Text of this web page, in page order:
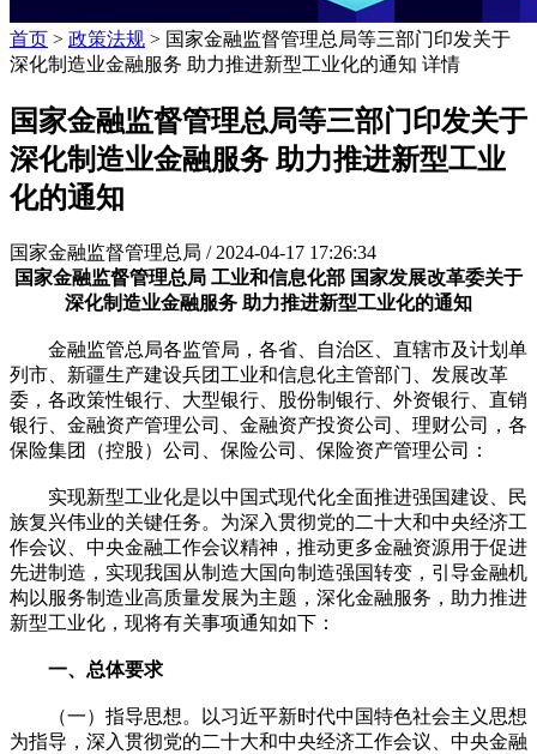
首页 > 政策法规 > 国家金融监督管理总局等三部门印发关于
深化制造业金融服务 助力推进新型工业化的通知 详情
国家金融监督管理总局等三部门印发关于
深化制造业金融服务 助力推进新型工业
化的通知
国家金融监督管理总局 / 2024-04-17 17:26:34
国家金融监督管理总局 工业和信息化部 国家发展改革委关于
深化制造业金融服务 助力推进新型工业化的通知
金融监管总局各监管局，各省、自治区、直辖市及计划单
列市、新疆生产建设兵团工业和信息化主管部门、发展改革
委，各政策性银行、大型银行、股份制银行、外资银行、直销
银行、金融资产管理公司、金融资产投资公司、理财公司，各
保险集团（控股）公司、保险公司、保险资产管理公司：
实现新型工业化是以中国式现代化全面推进强国建设、民
族复兴伟业的关键任务。为深入贯彻党的二十大和中央经济工
作会议、中央金融工作会议精神，推动更多金融资源用于促进
先进制造，实现我国从制造大国向制造强国转变，引导金融机
构以服务制造业高质量发展为主题，深化金融服务，助力推进
新型工业化，现将有关事项通知如下：
一、总体要求
（一）指导思想。以习近平新时代中国特色社会主义思想
为指导，深入贯彻党的二十大和中央经济工作会议、中央金融